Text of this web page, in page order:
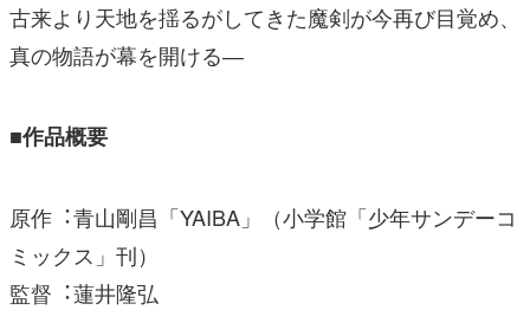
古来より天地を揺るがしてきた魔剣が今再び⽬覚め、
真の物語が幕を開ける―
■作品概要
原作︓⻘⼭剛昌「YAIBA」（⼩学館「少年サンデーコ
ミックス」刊）
監督︓蓮井隆弘